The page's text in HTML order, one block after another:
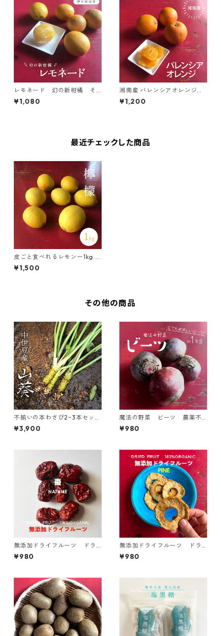
レモネード 幻の新柑橘 そ
のまま食べれる ー約1kgー
¥1,080
湘南産 バレンシアオレンジ
ー約1.8kgー
¥1,200
最近チェックした商品
皮ごと食べれるレモンー1kg ー
湘南産
¥1,500
その他の商品
不揃いの本わさび2−3本セッ
ト！中伊豆 伊澤わさび園《 送
料無料》
¥3,900
魔法の野菜 ビーツ 農薬不
使用 湘南産 ー約1kgー 規
格外
¥980
無添加ドライフルーツ ドラ
イナツメ 70g
¥980
無添加ドライフルーツ ドラ
イパイン 60g
¥980